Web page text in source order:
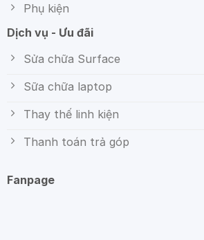
Phụ kiện
Dịch vụ - Ưu đãi
Sửa chữa Surface
Sữa chữa laptop
Thay thế linh kiện
Thanh toán trả góp
Fanpage